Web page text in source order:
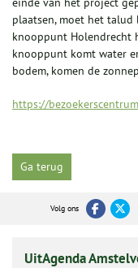
plaatsen, moet het
knooppunt Holendrecht
knooppunt komt water
bodem, komen de
https://
Ga terug
Volg ons
UitAgenda